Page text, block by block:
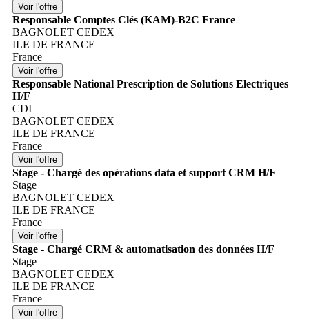
Responsable Comptes Clés (KAM)-B2C France
BAGNOLET CEDEX
ILE DE FRANCE
France
Responsable National Prescription de Solutions Electriques
H/F
CDI
BAGNOLET CEDEX
ILE DE FRANCE
France
Stage - Chargé des opérations data et support CRM H/F
Stage
BAGNOLET CEDEX
ILE DE FRANCE
France
Stage - Chargé CRM & automatisation des données H/F
Stage
BAGNOLET CEDEX
ILE DE FRANCE
France